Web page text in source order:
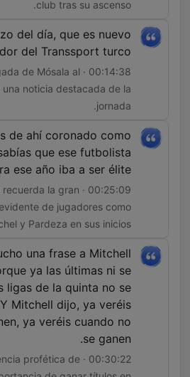
club tras su ascenso.
del día, que es nuevo
del Transsport turco.
llegada de Mósala al
noticia destacada de la
jornada.
de ahí coronado como
que ese futbolista
ese año iba a ser élite.
recuerda la gran
de jugadores como
y Pardeza en sus inicios.
una frase a Mitchell
ya las últimas ni se
ligas de la quinta no se
Mitchell dijo, ya veréis
ya veréis cuando no
se ganen.
profética de